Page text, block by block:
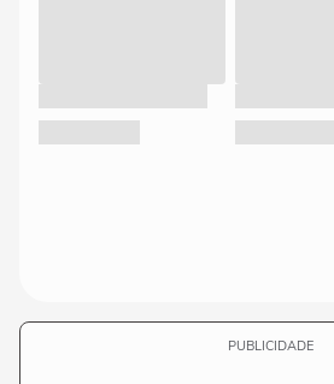
PUBLICIDADE